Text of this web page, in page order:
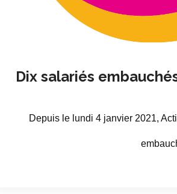
Dix salariés
Depuis le lundi 4 janvier 2021,